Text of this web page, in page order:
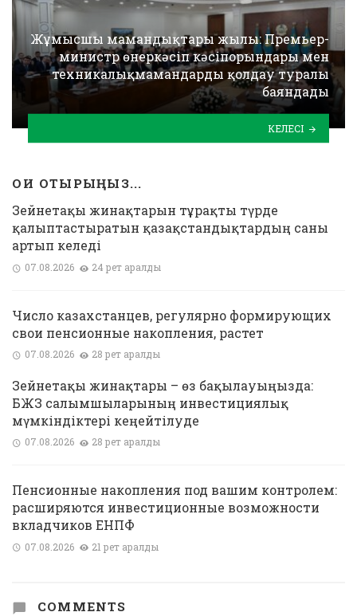
Жұмысшы мамандықтары жылы: Премьер-
министр өнеркәсіп кәсіпорындары мен
техникалықмамандарды қолдау туралы
баяндады
КЕЛЕСІ
ОҚИ ОТЫРЫҢЫЗ...
Зейнетақы жинақтарын тұрақты түрде
қалыптастыратын қазақстандықтардың саны
артып келеді
07.08.2026 24 рет қаралды
Число казахстанцев, регулярно формирующих
свои пенсионные накопления, растет
07.08.2026 28 рет қаралды
Зейнетақы жинақтары – өз бақылауыңызда:
БЖЗҚ салымшыларының инвестициялық
мүмкіндіктері кеңейтілуде
07.08.2026 28 рет қаралды
Пенсионные накопления под вашим контролем:
расширяются инвестиционные возможности
вкладчиков ЕНПФ
07.08.2026 21 рет қаралды
COMMENTS